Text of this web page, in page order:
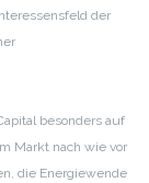
der
besonders auf
Markt nach wie vor
die Energiewende